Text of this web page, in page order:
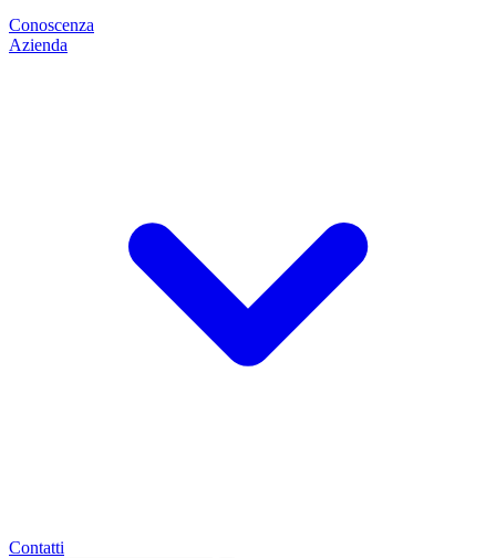
Conoscenza
Azienda
Contatti